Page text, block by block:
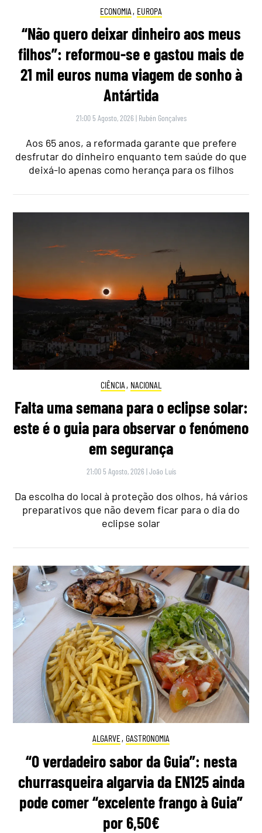
ECONOMIA , EUROPA
“Não quero deixar dinheiro aos meus
filhos”: reformou-se e gastou mais de
21 mil euros numa viagem de sonho à
Antártida
21:00 5 Agosto, 2026 | Rubén Gonçalves
Aos 65 anos, a reformada garante que prefere
desfrutar do dinheiro enquanto tem saúde do que
deixá-lo apenas como herança para os filhos
CIÊNCIA , NACIONAL
Falta uma semana para o eclipse solar:
este é o guia para observar o fenómeno
em segurança
21:00 5 Agosto, 2026 |João Luís
Da escolha do local à proteção dos olhos, há vários
preparativos que não devem ficar para o dia do
eclipse solar
ALGARVE, GASTRONOMIA
“O verdadeiro sabor da Guia”: nesta
churrasqueira algarvia da EN125 ainda
pode comer “excelente frango à Guia”
por 6,50€